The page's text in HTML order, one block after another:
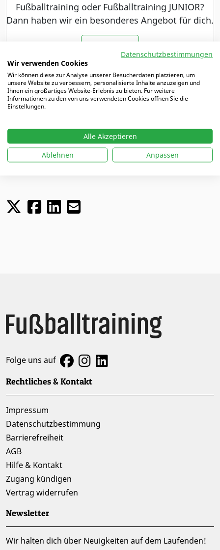
Fußballtraining oder Fußballtraining JUNIOR?
Dann haben wir ein besonderes Angebot für dich.
Schwerpunkte
Trainingspraxis Hintergrund
Folge uns auf
Rechtliches & Kontakt
Impressum
Datenschutzbestimmung
Barrierefreiheit
AGB
Hilfe & Kontakt
Zugang kündigen
Vertrag widerrufen
Newsletter
Wir halten dich über Neuigkeiten auf dem Laufenden!
Datenschutzbestimmungen
Wir verwenden Cookies
Wir können diese zur Analyse unserer Besucherdaten platzieren, um
unsere Website zu verbessern, personalisierte Inhalte anzuzeigen und
Ihnen ein großartiges Website-Erlebnis zu bieten. Für weitere
Informationen zu den von uns verwendeten Cookies öffnen Sie die
Einstellungen.
Alle Akzeptieren
Ablehnen
Anpassen